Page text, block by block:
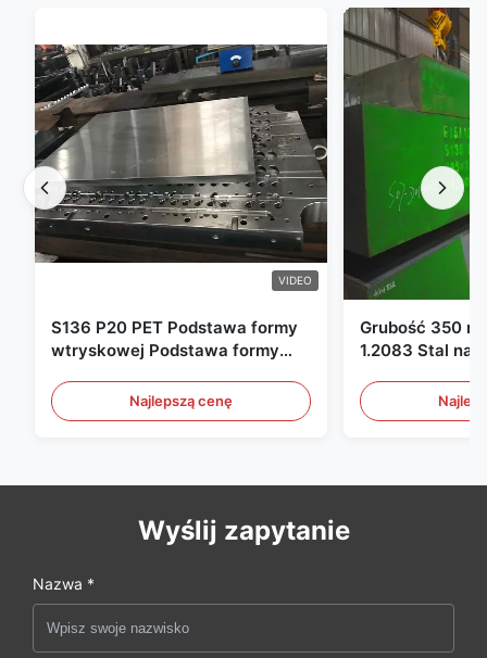
VIDEO
S136 P20 PET Podstawa formy
wtryskowej Podstawa formy
Najlepszą cenę
Grubość 350
1.2083 Stal
Wyślij zapytanie
Nazwa *